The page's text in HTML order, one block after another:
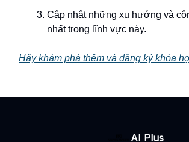
Cập nhật những xu hướng và
nhất trong lĩnh vực này.
Hãy khám phá thêm và đăng ký khóa
AI Plus